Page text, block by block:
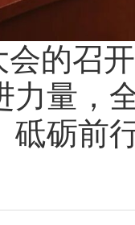
的召
力量，
砥砺前